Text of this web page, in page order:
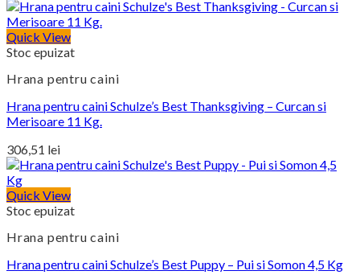
Quick View
Stoc epuizat
Hrana pentru caini
Hrana pentru caini Schulze’s Best Thanksgiving – Curcan si
Merisoare 11 Kg.
306,51 lei
Quick View
Stoc epuizat
Hrana pentru caini
Hrana pentru caini Schulze’s Best Puppy – Pui si Somon 4,5 Kg